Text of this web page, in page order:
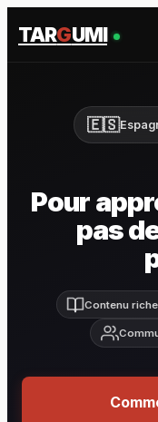
TARGUMI
🇪🇸
Pour
pas
Contenu